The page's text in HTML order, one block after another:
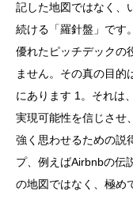
記した地図ではなく、
続ける「羅針盤」です。
優れたピッチデックの
ません。その真の目的
にあります 1。それは
実現可能性を信じさせ
強く思わせるための説
プ、例えばAirbnbの伝
の地図ではなく、極め